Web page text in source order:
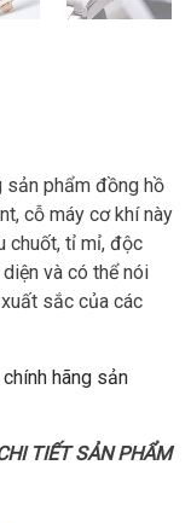
sản phẩm đồng hồ
cỗ máy cơ khí này
chuốt, tỉ mỉ, độc
và có thể nói
sắc của các
hãng sản
TIẾT SẢN PHẨM